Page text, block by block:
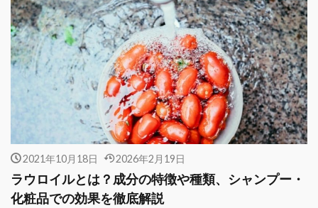
2021年10月18日 2026年2月19日
ラウロイルとは？成分の特徴や種類、シャンプー・
化粧品での効果を徹底解説